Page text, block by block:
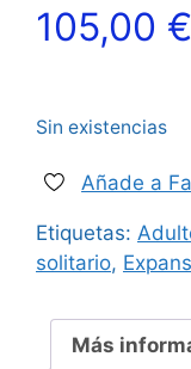
105,00 €
Sin existencias
Añade a
Etiquetas:
solitario,
Más